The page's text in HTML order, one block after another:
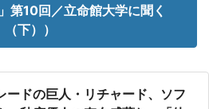
第10回／立命館大学に聞く
（下））
ードの巨人・リチャード、ソフ